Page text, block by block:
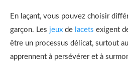
En laçant, vous pouvez choisir
garçon. Les jeux de lacets exigent
être un processus délicat, surtout
apprennent à persévérer et à